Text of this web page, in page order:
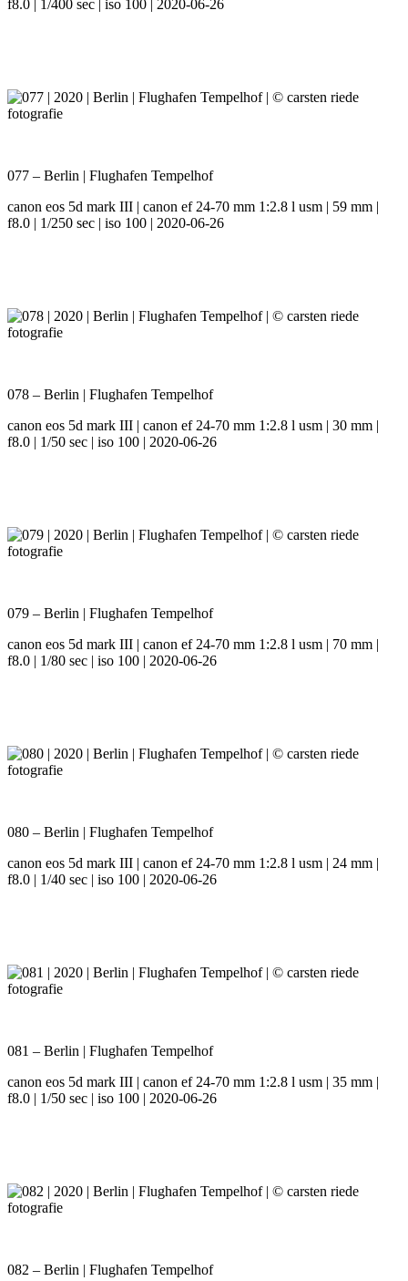
f8.0 | 1/400 sec | iso 100 | 2020-06-26
077 – Berlin | Flughafen Tempelhof
canon eos 5d mark III | canon ef 24-70 mm 1:2.8 l usm | 59 mm |
f8.0 | 1/250 sec | iso 100 | 2020-06-26
078 – Berlin | Flughafen Tempelhof
canon eos 5d mark III | canon ef 24-70 mm 1:2.8 l usm | 30 mm |
f8.0 | 1/50 sec | iso 100 | 2020-06-26
079 – Berlin | Flughafen Tempelhof
canon eos 5d mark III | canon ef 24-70 mm 1:2.8 l usm | 70 mm |
f8.0 | 1/80 sec | iso 100 | 2020-06-26
080 – Berlin | Flughafen Tempelhof
canon eos 5d mark III | canon ef 24-70 mm 1:2.8 l usm | 24 mm |
f8.0 | 1/40 sec | iso 100 | 2020-06-26
081 – Berlin | Flughafen Tempelhof
canon eos 5d mark III | canon ef 24-70 mm 1:2.8 l usm | 35 mm |
f8.0 | 1/50 sec | iso 100 | 2020-06-26
082 – Berlin | Flughafen Tempelhof